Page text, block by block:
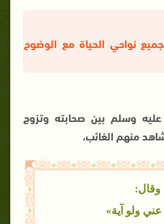
نواحي الحياة مع الوضوح
وسلم بين صحابته وتزوج
منهم الغائب،
وقال:
عني ولو آية»